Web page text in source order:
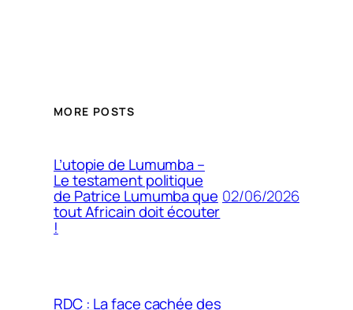
MORE POSTS
L’utopie de Lumumba –
Le testament politique
de Patrice Lumumba que
tout Africain doit écouter
!
02/06/2026
RDC : La face cachée des